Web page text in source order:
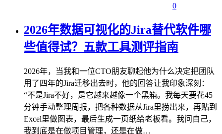
0
2026年数据可视化的Jira替代软件哪
些值得试？五款工具测评指南
2026年，当我和一位CTO朋友聊起他为什么决定把团队
用了四年的Jira迁移出去时，他的回答让我印象深刻：
“不是Jira不好，是它越来越像一个黑箱。我每天要花45
分钟手动整理周报，把各种数据从Jira里捞出来，再贴到
Excel里做图表，最后生成一页纸给老板看。我问自己，
我到底是在做项目管理，还是在做…